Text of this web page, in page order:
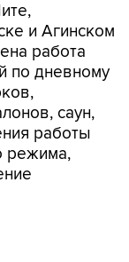
и Агинском
работа
по дневному
саун,
работы
режима,